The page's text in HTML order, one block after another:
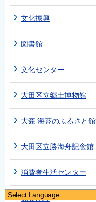
文化振興
図書館
文化センター
大田区立郷土博物館
大森 海苔のふるさと館
大田区立勝海舟記念館
消費者生活センター
保養施設
Select Language